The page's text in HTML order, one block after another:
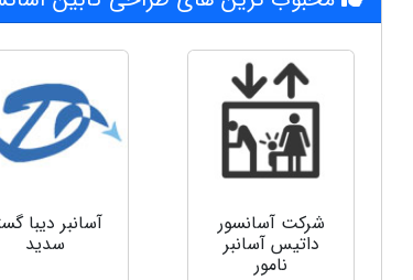
شرکت آسانسور
داتیس آسانبر
نامور
آسانبر دیبا
سدید